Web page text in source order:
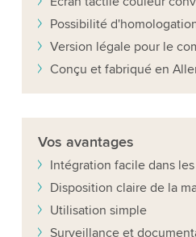
Possibilité
Version légale pour le
Conçu et fabriqué en
Vos avantages
Intégration facile dans
Disposition claire de la
Utilisation simple
Surveillance et